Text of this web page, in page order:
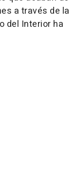
a través de la
del Interior ha